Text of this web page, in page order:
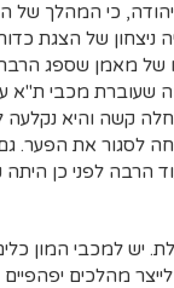
יהודה, כי המהלך של
ניצחון של הצגת
של מאמן שספג
שעוברת מכבי ת"א
קשה והיא נקלעה
לסגור את הפער.
הרבה לפני כן
יש למכבי המון
מהלכים